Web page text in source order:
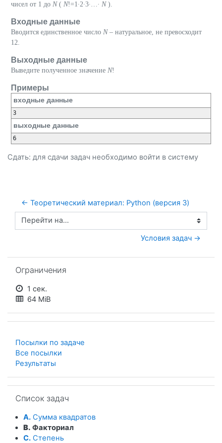
чисел от 1 до N( N!=1∙2∙3∙…∙ N).
Входные данные
Вводится единственное число N– натуральное, не превосходит
12.
Выходные данные
Выведите полученное значение N!
Примеры
входные данные
3
выходные данные
6
Сдать: для сдачи задач необходимо войти в систему
← Теоретический материал: Python (версия 3)
Перейти на...
Условия задач →
Ограничения
1 сек.
64 MiB
Посылки по задаче
Все посылки
Результаты
Список задач
A. Сумма квадратов
B. Факториал
C. Степень